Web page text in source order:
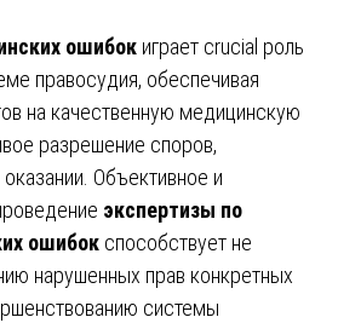
ошибок играет crucial роль
правосудия, обеспечивая
на качественную медицинскую
разрешение споров,
Объективное и
экспертизы по
ошибок способствует не
нарушенных прав конкретных
системы